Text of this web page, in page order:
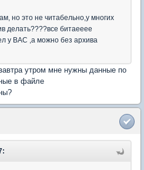
но это не читабельно,у многих
делать????все битаееее
у ВАС ,а можно без архива
утром мне нужны данные по
в файле